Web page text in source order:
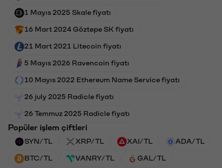
1 Mayıs 2025 Skale fiyatı
16 Mart 2024 Göztepe SK fiyatı
21 Mart 2021 Litecoin fiyatı
5 Mayıs 2026 Ravencoin fiyatı
10 Mayıs 2022 Ethereum Name Service fiyatı
26 july 2025 Radicle fiyatı
26 Temmuz 2025 Radicle fiyatı
Popüler işlem çiftleri
SYN/TL XRP/TL XAI/TL ADA/TL
BTC/TL VANRY/TL GAL/TL